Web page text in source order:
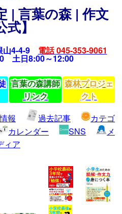
| 言葉の森 | 作文
式】
山4-4-9 電話 045-353-9061
土日8:00～12:00
言葉の森講師
リンク
森林プロジェ
クト
報 過去記事
カテゴ
カレンダー SNS
メ
ィア